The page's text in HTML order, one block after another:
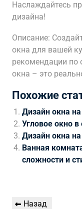
Наслаждайтесь
дизайна!
Описание:
окна для вашей
рекомендации
окна – это
Похожие
Дизайн окна
Угловое окно
Дизайн окна
Ванная
сложности и
Навигация
Предыдущая
Назад